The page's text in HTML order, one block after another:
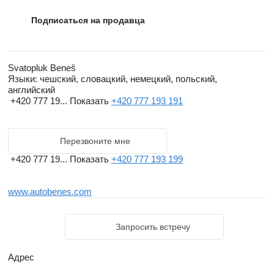
Подписаться на продавца
Svatopluk Beneš
Языки: чешский, словацкий, немецкий, польский,
английский
+420 777 19... Показать +420 777 193 191
Перезвоните мне
+420 777 19... Показать +420 777 193 199
www.autobenes.com
Запросить встречу
Адрес